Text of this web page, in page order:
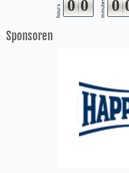
hours 0 0 minutes 0
Sponsoren